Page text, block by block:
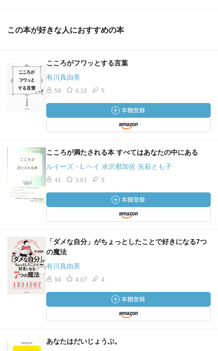
するずるさが、不機嫌を生み出すのです。
でも大差は無い」
ことを表しています。
どちらか一方が絶対的に好きであれば、迷うことはあり
ません。
大差がない洗濯で迷った時は、覚悟を決めるだけです。
んか。
・「相手が変わったおかげで自分も変われた」というの
は、相手の方が
上手ということになってしまいます。
・欲望に果てが無い以上、不満にも果てはありません。
・仕事が早い人間が優れた人間はありません。
もしも、この判断基準で相手を軽蔑するのであれば、あ
なたは、あなた
より仕事が早い人から軽蔑されても文句は言えません。
・どうせやるなら、いやいやよりも楽しんだ方がはるかに
なります。
・人はだれも一日たりとも、自分一人の力では生きていけ
この本が好きな人におすすめの本
こころがフワッとする言葉
有川真由美
56 4.10 5
こころが満たされる本 すべてはあなたの中にある
ルイーズ・L.ヘイ 水沢都加佐 矢萩とも子
41 3.61 5
「ダメな自分」がちょっとしたことで好きになる7つ
の魔法
有川真由美
94 4.07 4
あなたはだいじょうぶ。